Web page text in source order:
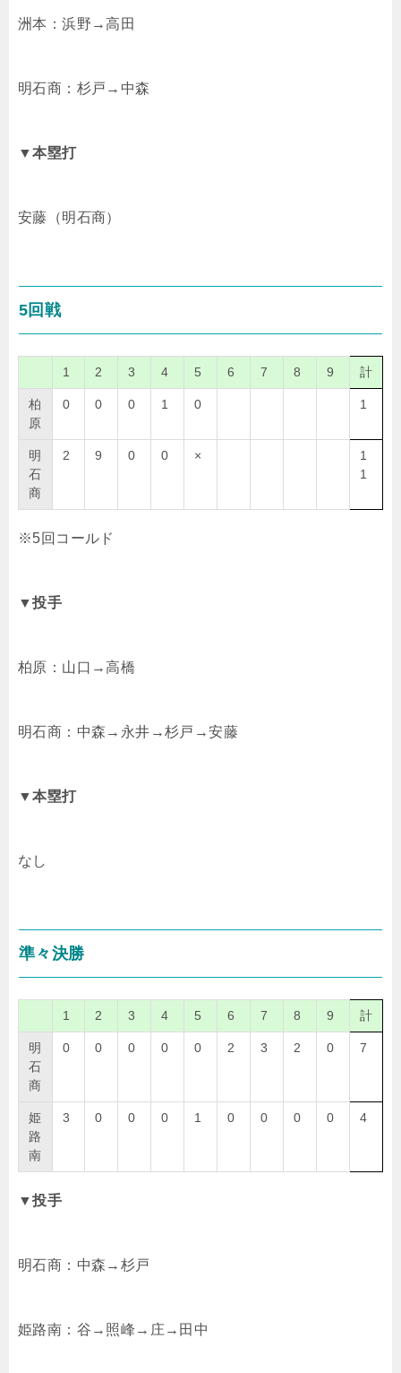
洲本：浜野→高田
明石商：杉戸→中森
▼本塁打
安藤（明石商）
5回戦
1 2 3 4 5 6 7 8 9 計
柏
原
0 0 0 1 0 1
明
石
商
2 9 0 0 ×
1
1
※5回コールド
▼投手
柏原：山口→高橋
明石商：中森→永井→杉戸→安藤
▼本塁打
なし
準々決勝
1 2 3 4 5 6 7 8 9 計
明
石
商
0 0 0 0 0 2 3 2 0 7
姫
路
南
3 0 0 0 1 0 0 0 0 4
▼投手
明石商：中森→杉戸
姫路南：谷→照峰→庄→田中